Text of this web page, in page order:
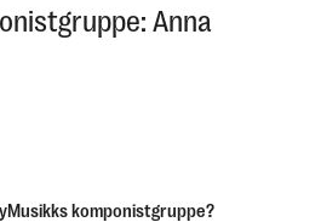
Anna
komponistgruppe?